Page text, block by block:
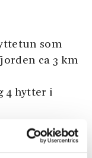
som
ca 3 km
4 hytter i
samt båtar